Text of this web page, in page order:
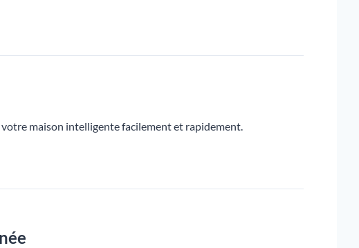
maison intelligente facilement et rapidement.